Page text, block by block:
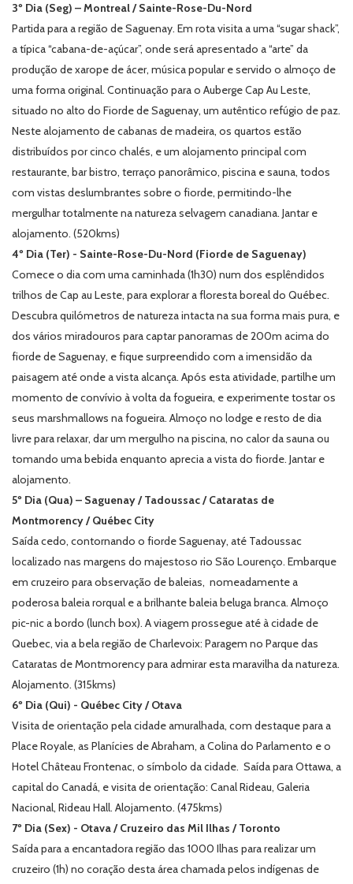
3º Dia (Seg) – Montreal / Sainte-Rose-Du-Nord
Partida para a região de Saguenay. Em rota visita a uma“sugar shack”,
a típica “cabana-de-açúcar”, onde será apresentado a “arte” da
produção de xarope de ácer, música popular e servido o almoço de
uma forma original. Continuação para o Auberge Cap Au Leste,
situado no alto do Fiorde de Saguenay, um autêntico refúgio de paz.
Neste alojamento de cabanas de madeira, os quartos estão
distribuídos por cinco chalés, e um alojamento principal com
restaurante, bar bistro, terraço panorâmico, piscina e sauna, todos
com vistas deslumbrantes sobre o fiorde, permitindo-lhe
mergulhar totalmente na natureza selvagem canadiana. Jantare
alojamento. (520kms)
4º Dia (Ter) - Sainte-Rose-Du-Nord (Fiorde de Saguenay)
Comece o dia com uma caminhada (1h30) num dos esplêndidos
trilhos de Cap au Leste, para explorar a floresta boreal do Québec.
Descubra quilómetros de natureza intacta na sua forma mais pura, e
dos vários miradouros para captar panoramas de 200m acima do
fiorde de Saguenay, e fique surpreendido com a imensidão da
paisagem até onde a vista alcança. Após esta atividade, partilhe um
momento de convívio à volta da fogueira, e experimente tostar os
seus marshmallows na fogueira. Almoço no lodge e resto de dia
livre para relaxar, dar um mergulho na piscina, no calor da sauna ou
tomando uma bebida enquanto aprecia a vista do fiorde. Jantare
alojamento.
5º Dia (Qua) – Saguenay / Tadoussac / Cataratas de
Montmorency / Québec City
Saída cedo, contornando o fiorde Saguenay, até Tadoussac
localizado nas margens do majestoso rio São Lourenço. Embarque
em cruzeiro para observação de baleias, nomeadamente a
poderosa baleia rorqual e a brilhante baleia beluga branca. Almoço
pic-nic a bordo (lunch box). A viagem prossegue até à cidade de
Quebec, via a bela região de Charlevoix: Paragem no Parque das
Cataratas de Montmorency para admirar esta maravilha da natureza.
Alojamento. (315kms)
6º Dia (Qui) - Québec City / Otava
Visita de orientação pela cidade amuralhada, com destaque para a
Place Royale, as Planícies de Abraham, a Colina do Parlamento e o
Hotel Château Frontenac, o símbolo da cidade. Saída para Ottawa, a
capital do Canadá, e visita de orientação: Canal Rideau, Galeria
Nacional, Rideau Hall. Alojamento. (475kms)
7º Dia (Sex) - Otava / Cruzeiro das Mil Ilhas / Toronto
Saída para a encantadora região das 1000 Ilhas para realizar um
cruzeiro (1h) no coração desta área chamada pelos indígenas de